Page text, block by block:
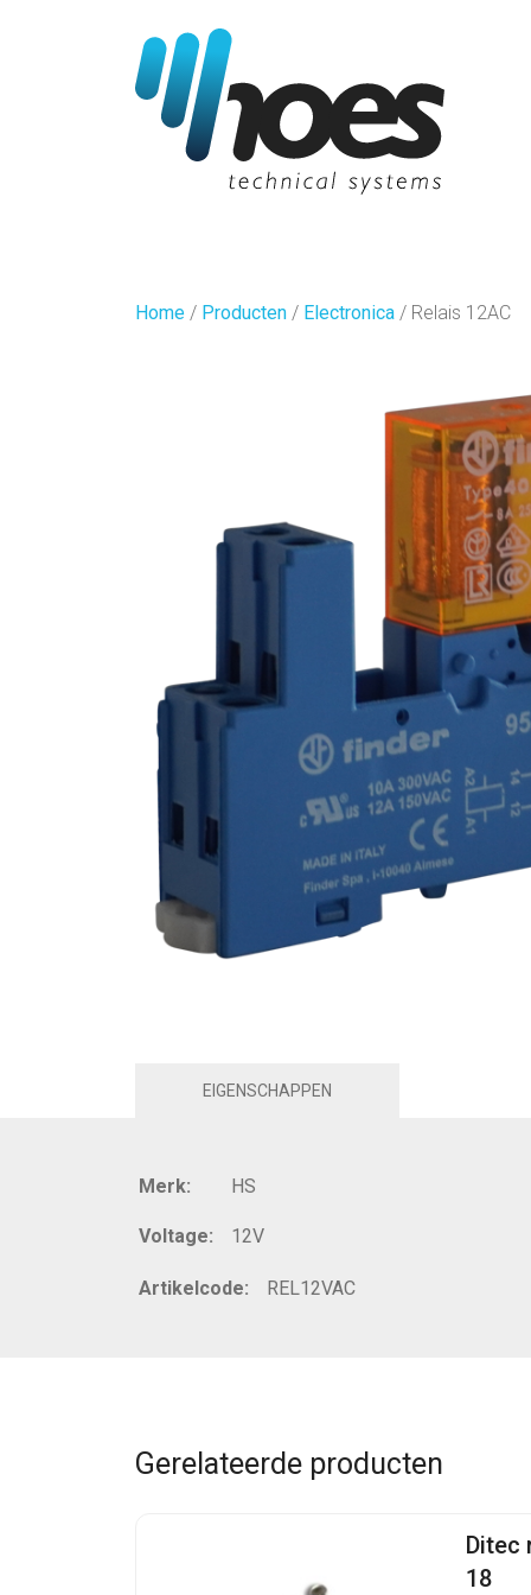
Home / Producten / Electronica / Relais 12AC
EIGENSCHAPPEN
Merk: HS
Voltage: 12V
Artikelcode: REL12VAC
Gerelateerde producten
Ditec
18